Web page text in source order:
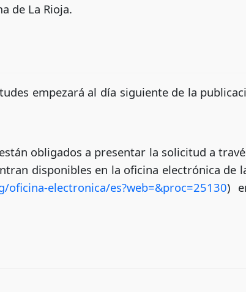
de La Rioja.
empezará al día siguiente de la
obligados a presentar la solicitud a
disponibles en la oficina electrónica de
oficina-electronica/es?web=&proc=25130)